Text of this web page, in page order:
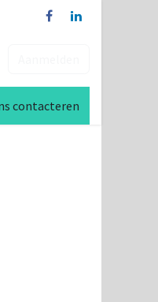
contacteren